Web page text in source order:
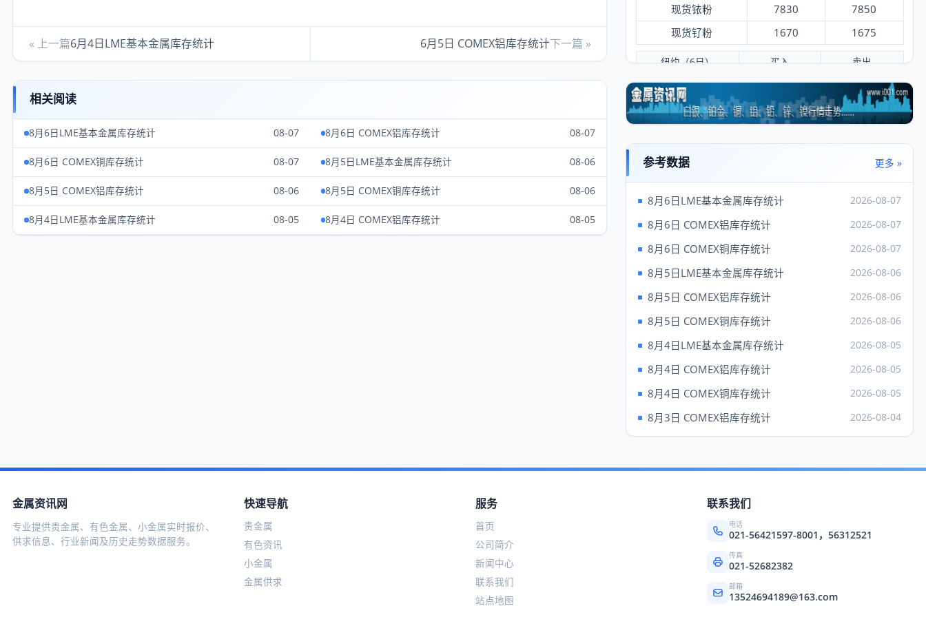
« 上一篇6月4日LME基本金属库存统计 6月5日 COMEX铝库存统计下一篇 »
相关阅读
8月6日LME基本金属库存统计 08-07 8月6日 COMEX铝库存统计 08-07
8月6日 COMEX铜库存统计 08-07 8月5日LME基本金属库存统计 08-06
8月5日 COMEX铝库存统计 08-06 8月5日 COMEX铜库存统计 08-06
8月4日LME基本金属库存统计 08-05 8月4日 COMEX铝库存统计 08-05
现货铱粉 7830
7850
现货钌粉
1670 1675
纽约（6日） 买入 卖出
黄金 4250.90
4252.90
白银
61.54
61.79
钯
8250.00 9250.00
上海黄金 元/克（7日）
品种 Au99.95 Au99.99
成交 932.50
932.50
最低
923.00
918.00
---
437.00
参考数据 更多 »
8月6日LME基本金属库存统计 2026-08-07
8月6日 COMEX铝库存统计 2026-08-07
8月6日 COMEX铜库存统计 2026-08-07
8月5日LME基本金属库存统计 2026-08-06
8月5日 COMEX铝库存统计 2026-08-06
8月5日 COMEX铜库存统计 2026-08-06
8月4日LME基本金属库存统计 2026-08-05
8月4日 COMEX铝库存统计 2026-08-05
8月4日 COMEX铜库存统计 2026-08-05
8月3日 COMEX铝库存统计 2026-08-04
金属资讯网
专业提供贵金属、有色金属、小金属实时报价、
供求信息、行业新闻及历史走势数据服务。
快速导航
贵金属
有色资讯
小金属
金属供求
服务
首页
公司简介
新闻中心
联系我们
站点地图
联系我们
电话
021-56421597-8001，56312521
传真
021-52682382
邮箱
13524694189@163.com